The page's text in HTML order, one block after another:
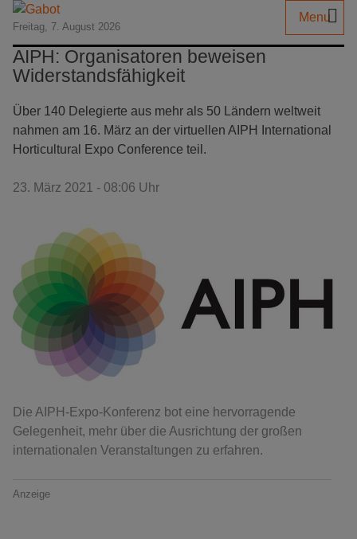
Freitag, 7. August 2026
Menu
AIPH: Organisatoren beweisen
Widerstandsfähigkeit
Über 140 Delegierte aus mehr als 50 Ländern weltweit
nahmen am 16. März an der virtuellen AIPH International
Horticultural Expo Conference teil.
23. März 2021 - 08:06 Uhr
Die AIPH-Expo-Konferenz bot eine hervorragende
Gelegenheit, mehr über die Ausrichtung der großen
internationalen Veranstaltungen zu erfahren.
Anzeige